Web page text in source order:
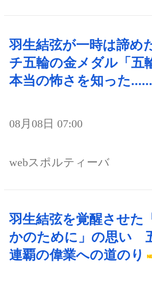
羽生結弦が一時は諦め
チ五輪の金メダル「五
本当の怖さを知った......
08月08日 07:00
webスポルティーバ
羽生結弦を覚醒させた
かのために」の思い
連覇の偉業への道のり